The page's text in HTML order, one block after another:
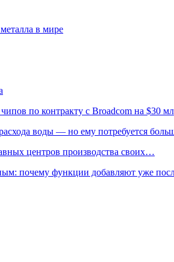
в мире
по контракту с Broadcom на $30
воды — но ему потребуется
центров производства своих…
почему функции добавляют уже